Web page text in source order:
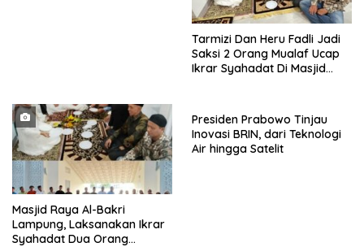
Tarmizi Dan Heru Fadli Jadi
Saksi 2 Orang Mualaf Ucap
Ikrar Syahadat Di Masjid
Masjid Raya Al-Bakri
Lampung, Laksanakan Ikrar
Syahadat Dua Orang
Presiden Prabowo Tinjau
Inovasi BRIN, dari Teknologi
Air hingga Satelit